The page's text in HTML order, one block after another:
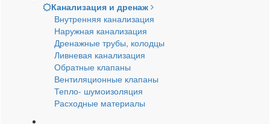
Канализация и дренаж
Внутренняя канализация
Наружная канализация
Дренажные трубы, колодцы
Ливневая канализация
Обратные клапаны
Вентиляционные клапаны
Тепло- шумоизоляция
Расходные материалы